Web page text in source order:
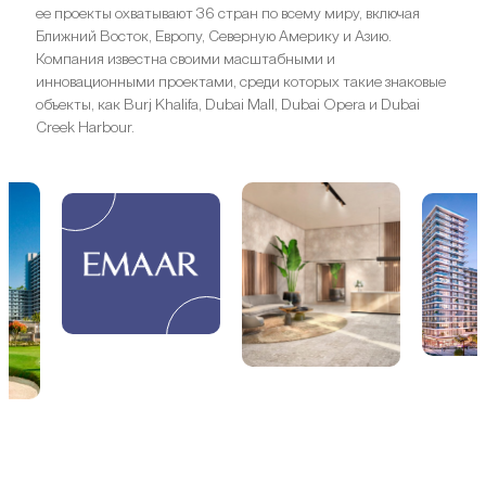
ее проекты охватывают 36 стран по всему миру, включая
Ближний Восток, Европу, Северную Америку и Азию.
Компания известна своими масштабными и
инновационными проектами, среди которых такие знаковые
объекты, как Burj Khalifa, Dubai Mall, Dubai Opera и Dubai
Creek Harbour.